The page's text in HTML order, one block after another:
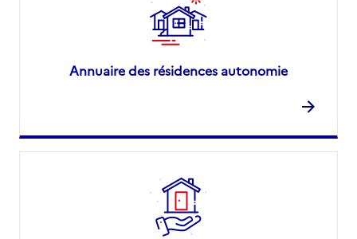
Annuaire des résidences autonomie